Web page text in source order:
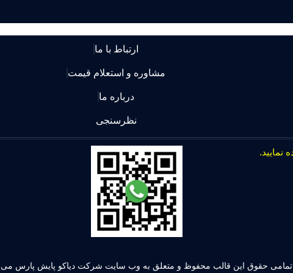
ارتباط با ما
مشاوره و استعلام قیمت
درباره ما
نظرسنجی
تمامی حقوق این قالب محفوظ و متعلق به وب سایت شرکت دیاکو پایش پارس می